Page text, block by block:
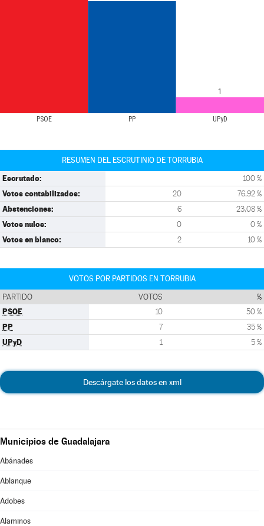
PSOE PP UPyD
1
RESUMEN DEL ESCRUTINIO DE TORRUBIA
Escrutado: 100 %
Votos contabilizados: 20 76,92 %
Abstenciones: 6 23,08 %
Votos nulos: 0 0 %
Votos en blanco: 2 10 %
VOTOS POR PARTIDOS EN TORRUBIA
PARTIDO VOTOS %
PSOE 10 50 %
PP 7 35 %
UPyD 1 5 %
Descárgate los datos en xml
Municipios de Guadalajara
Abánades
Ablanque
Adobes
Alaminos